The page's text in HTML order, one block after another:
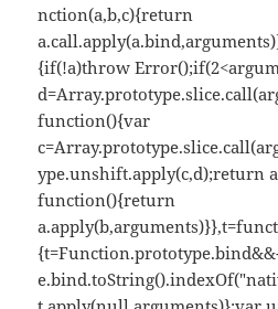
nction(a,b,c){return
{if(!a)throw
function(){var
ype.unshift.apply(c,d);return
function(){return